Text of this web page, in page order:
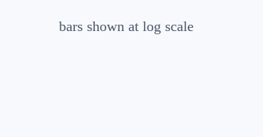
bars shown at log scale